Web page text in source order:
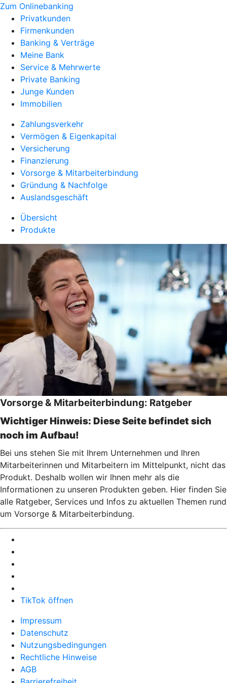
Zum Onlinebanking
Privatkunden
Firmenkunden
Banking & Verträge
Meine Bank
Service & Mehrwerte
Private Banking
Junge Kunden
Immobilien
Zahlungsverkehr
Vermögen & Eigenkapital
Versicherung
Finanzierung
Vorsorge & Mitarbeiterbindung
Gründung & Nachfolge
Auslandsgeschäft
Übersicht
Produkte
Vorsorge & Mitarbeiterbindung: Ratgeber
Wichtiger Hinweis: Diese Seite befindet sich
noch im Aufbau!
Bei uns stehen Sie mit Ihrem Unternehmen und Ihren
Mitarbeiterinnen und Mitarbeitern im Mittelpunkt, nicht das
Produkt. Deshalb wollen wir Ihnen mehr als die
Informationen zu unseren Produkten geben. Hier finden Sie
alle Ratgeber, Services und Infos zu aktuellen Themen rund
um Vorsorge & Mitarbeiterbindung.
TikTok öffnen
Impressum
Datenschutz
Nutzungsbedingungen
Rechtliche Hinweise
AGB